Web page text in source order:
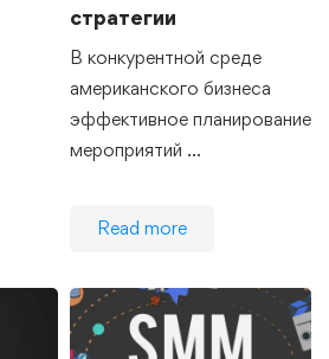
стратегии
В конкурентной среде
американского бизнеса
эффективное планирование
мероприятий …
Read more